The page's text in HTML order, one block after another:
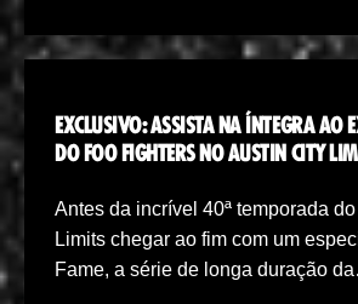
EXCLUSIVO: ASSISTA NA ÍNTEGRA AO
DO FOO FIGHTERS NO AUSTIN CITY
Antes da incrível 40ª temporada
Limits chegar ao fim com um
Fame, a série de longa duração